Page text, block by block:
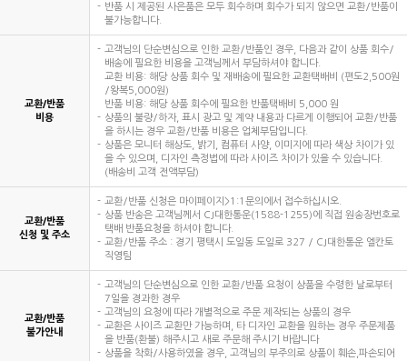
반품 시 제공된 사은품은 모두 회수하며 회수가 되지 않으면 교환/반품이
불가능합니다.
교환/반품
비용
고객님의 단순변심으로 인한 교환/반품인 경우, 다음과 같이 상품 회수/
배송에 필요한 비용을 고객님께서 부담하셔야 합니다.
교환 비용: 해당 상품 회수 및 재배송에 필요한 교환택배비 (편도2,500원
/왕복5,000원)
반품 비용: 해당 상품 회수에 필요한 반품택배비 5,000 원
상품의 불량/하자, 표시 광고 및 계약 내용과 다르게 이행되어 교환/반품
을 하시는 경우 교환/반품 비용은 업체부담입니다.
상품은 모니터 해상도, 밝기, 컴퓨터 사양, 이미지에 따라 색상 차이가 있
을 수 있으며, 디자인 측정법에 따라 사이즈 차이가 있을 수 있습니다.
(배송비 고객 전액부담)
교환/반품
신청 및 주소
교환/반품 신청은 마이페이지>1:1문의에서 접수하십시오.
상품 반송은 고객님께서 CJ대한통운(1588-1255)에 직접 원송장번호로
택배 반품요청을 하셔야 합니다.
교환/반품 주소 : 경기 평택시 도일동 도일로 327 / CJ대한통운 엘칸토
직영팀
교환/반품
불가안내
고객님의 단순변심으로 인한 교환/반품 요청이 상품을 수령한 날로부터
7일을 경과한 경우
고객님의 요청에 따라 개별적으로 주문 제작되는 상품의 경우
교환은 사이즈 교환만 가능하며, 타 디자인 교환을 원하는 경우 주문제품
을 반품(환불) 해주시고 새로 주문해 주시기 바랍니다
상품을 착화/사용하였을 경우, 고객님의 부주의로 상품이 훼손,파손되어